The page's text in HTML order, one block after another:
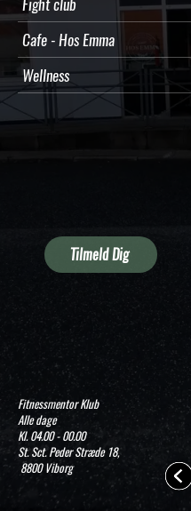
Fight club
Cafe - Hos Emma
Wellness
Fitnessmentor Klub
Alle dage
Kl. 04.00 - 00.00
St. Sct. Peder Stræde 18,
8800 Viborg
Tilmeld Dig